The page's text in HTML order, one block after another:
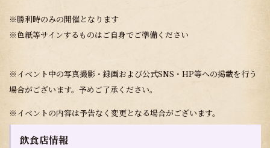
※勝利時のみの開催となります
※色紙等サインするものはご自身でご準備ください
※イベント中の写真撮影・録画および公式SNS・HP等への掲載を行う
場合がございます。予めご了承ください。
※イベントの内容は予告なく変更となる場合がございます。
飲食店情報